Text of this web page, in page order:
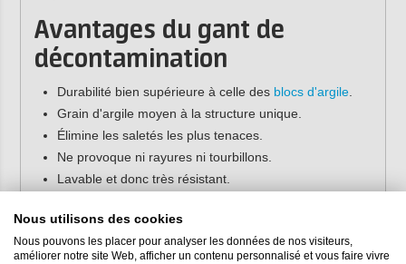
Avantages du gant de
décontamination
Durabilité bien supérieure à celle des blocs d'argile.
Grain d'argile moyen à la structure unique.
Élimine les saletés les plus tenaces.
Ne provoque ni rayures ni tourbillons.
Lavable et donc très résistant.
Mode d'emploi
Utilisez le gant de décontamination comme suit :
Nous utilisons des cookies
Nous pouvons les placer pour analyser les données de nos visiteurs,
améliorer notre site Web, afficher un contenu personnalisé et vous faire vivre